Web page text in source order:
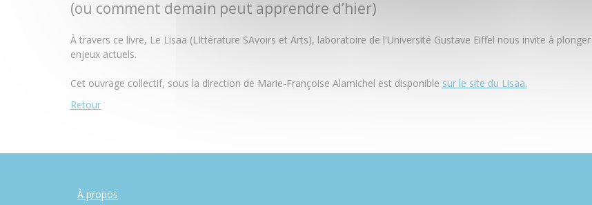
(ou comment demain peut apprendre d’hier)
À travers ce livre, Le Lisaa (LIttérature SAvoirs et Arts), laboratoire de l'Université Gustave Eiffel nous invite à
enjeux actuels.
Cet ouvrage collectif, sous la direction de Marie-Françoise Alamichel est disponible sur le site du Lisaa.
Retour
À propos